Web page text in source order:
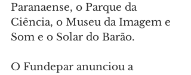
Paranaense, o Parque da
Ciência, o Museu da Imagem e
Som e o Solar do Barão.
O Fundepar anunciou a